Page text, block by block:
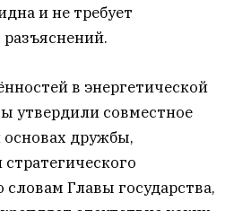
и не требует
в энергетической
утвердили совместное
основах дружбы,
Главы государства,